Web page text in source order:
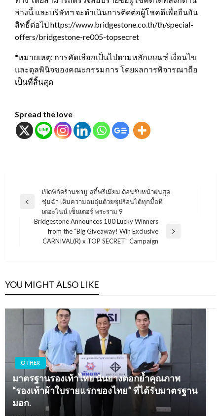
ล่างนี้ และบริษัทฯ จะดำเนินการติดต่อผู้โชคดีเพื่อยืนยัน
สิทธิ์ต่อไป https://www.bridgestone.co.th/th/special-
offers/bridgestone-re005-topsecret
*หมายเหตุ: การคัดเลือกเป็นไปตามหลักเกณฑ์ เงื่อนไข
และดุลพินิจของคณะกรรมการ โดยผลการพิจารณาถือ
เป็นที่สิ้นสุด
Spread the love
แนะแนว
เรื่อง
Previous
เปิดพิกัดร้านชาบู-สุกี้พรีเมียม ต้อนรับหน้าฝนสุด
ชุ่มฉ่ำ เติมความอบอุ่นด้วยซุปร้อนได้ทุกมื้อที่
เดอะไนน์ เซ็นเตอร์ พระราม 9
Bridgestone Announces 180 Lucky Winners
from the “Big Giveaway! Win Exclusive
CARNIVAL(R) x TOP SECRET” Campaign
YOU MIGHT ALSO LIKE
OTHER
มาตรฐานรองเท้าไทย นันยางตอกย้ำคุณภาพ
“รองเท้าผ้าใบรายแรกของไทย” ที่ได้รับมาตรฐาน
มอก.